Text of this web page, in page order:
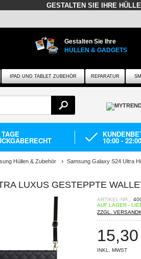
GESTALTEN SIE IHRE
Gestalten Sie Ihre
HÜLLEN & GADGETS
IPAD UND TABLET ZUBEHÖR REPARATUR
10:00 - 22:00
Hüllen & Zubehör Samsung Galaxy S24 Ultra
LUXUS GESTEPPTE
ARTIKEL-NR.:
AUF LAGER -
ZZGL.
15,30
INKL. MWST